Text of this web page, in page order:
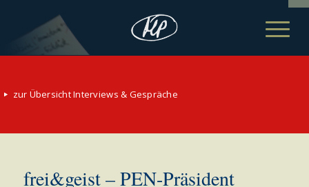
zur Übersicht Interviews & Gespräche
frei&geist – PEN-Präsident